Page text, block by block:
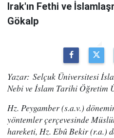
Irak'ın Fethi ve
Gökalp
Yazar: Selçuk Üniversitesi
Nebi ve İslam Tarihi Öğretim
Hz. Peygamber (s.a.v.)
yöntemler çerçevesinde
hareketi, Hz. Ebû Bekir (r.a.)